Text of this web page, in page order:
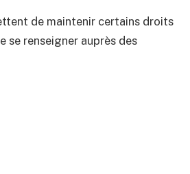
de maintenir certains droits
se renseigner auprès des